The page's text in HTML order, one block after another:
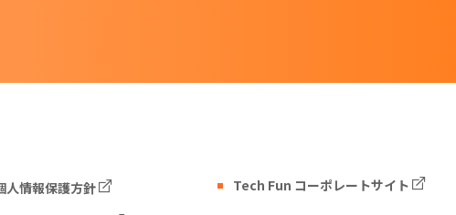
人情報保護方針
Tech Fun コーポレートサイト